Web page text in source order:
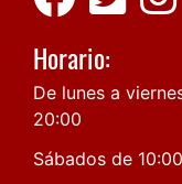
Horario:
De lunes a
20:00
Sábados de